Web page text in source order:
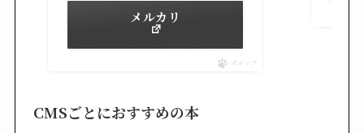
メルカリ
ポチップ
CMSごとにおすすめの本